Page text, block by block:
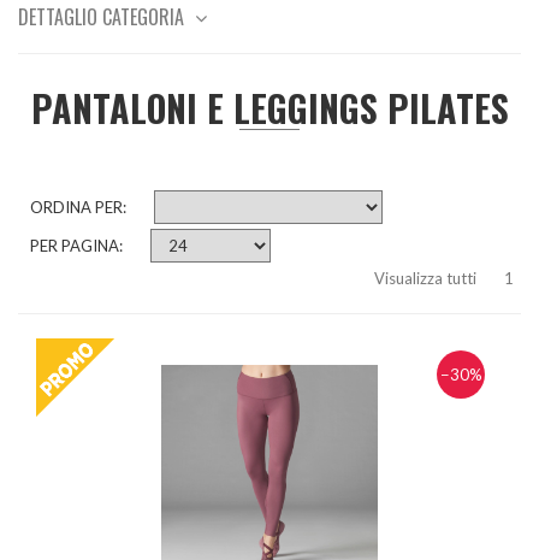
DETTAGLIO CATEGORIA
PANTALONI E LEGGINGS PILATES
ORDINA PER:
PER PAGINA:
Visualizza tutti
1
−30%